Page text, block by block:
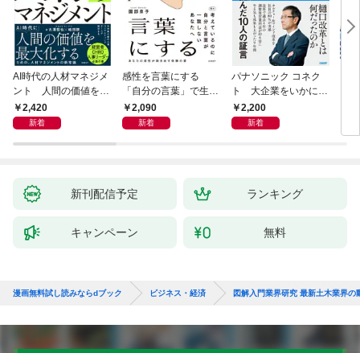
AI時代の人材マネジメ
ント 人間の価値を最
大化する条件
2,420
新着
感性を言葉にする
「自分の言葉」で生き
るための教科書
2,090
新着
パナソニック コネク
ト 大企業をいかに変
えるか
2,200
新着
新刊配信予定 ランキング
キャンペーン 無料
漫画無料試し読みならdブック ビジネス・経済 図解入門業界研究 最新土木業界